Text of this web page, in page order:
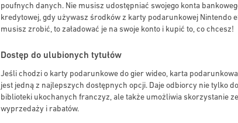
poufnych danych. Nie musisz udostępniać swojego konta
kredytowej, gdy używasz środków z karty podarunkowej Nintendo
musisz zrobić, to załadować je na swoje konto i kupić to, co chcesz!
Dostęp do ulubionych tytułów
Jeśli chodzi o karty podarunkowe do gier wideo, karta
jest jedną z najlepszych dostępnych opcji. Daje odbiorcy nie tylko
biblioteki ukochanych franczyz, ale także umożliwia skorzystanie
wyprzedaży i rabatów.